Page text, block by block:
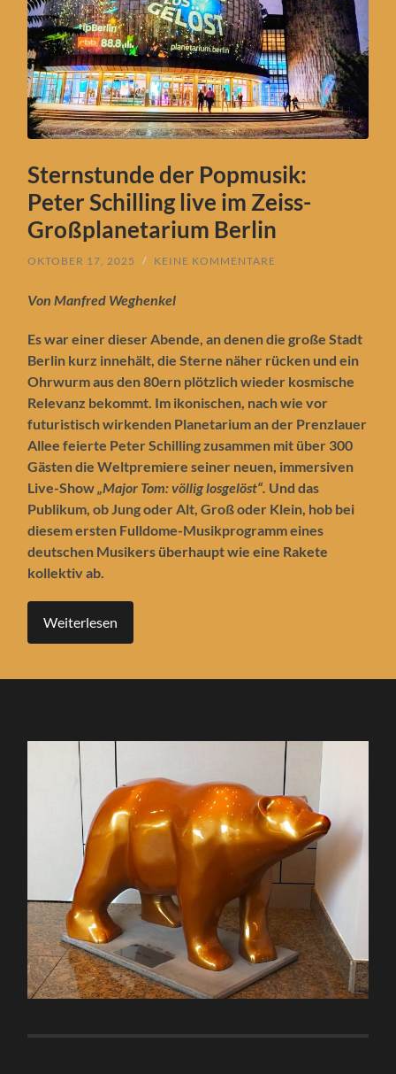
Sternstunde der Popmusik:
Peter Schilling live im Zeiss-
Großplanetarium Berlin
OKTOBER 17, 2025 / KEINE KOMMENTARE
Von Manfred Weghenkel
Es war einer dieser Abende, an denen die große Stadt
Berlin kurz innehält, die Sterne näher rücken und ein
Ohrwurm aus den 80ern plötzlich wieder kosmische
Relevanz bekommt. Im ikonischen, nach wie vor
futuristisch wirkenden Planetarium an der Prenzlauer
Allee feierte Peter Schilling zusammen mit über 300
Gästen die Weltpremiere seiner neuen, immersiven
Live-Show „Major Tom: völlig losgelöst“. Und das
Publikum, ob Jung oder Alt, Groß oder Klein, hob bei
diesem ersten Fulldome-Musikprogramm eines
deutschen Musikers überhaupt wie eine Rakete
kollektiv ab.
Weiterlesen